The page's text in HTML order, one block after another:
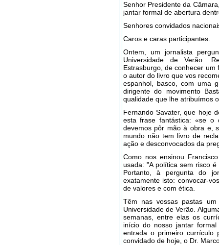
Senhor Presidente da
jantar formal de abertura
Senhores convidados
Caros e caras participantes.
Ontem, um jornalista
Universidade de Verão.
Estrasburgo, de conhecer
o autor do livro que vos
espanhol, basco, com uma
dirigente do movimento
qualidade que lhe atribuímos
Fernando Savater, que hoje
esta frase fantástica: «se o
devemos pôr mão à obra e,
mundo não tem livro de
ação e desconvocados da
Como nos ensinou
usada: "A política sem risco
Portanto, à pergunta do
exatamente isto: convocar-
de valores e com ética.
Têm nas vossas pastas
Universidade de Verão.
semanas, entre elas os
início do nosso jantar
entrada o primeiro
convidado de hoje, o Dr.